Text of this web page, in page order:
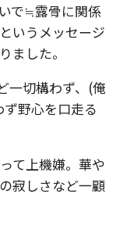
で≒露骨に関係
いうメッセージ
ました。
一切構わず、(俺
野心を口走る
て上機嫌。華や
寂しさなど一顧